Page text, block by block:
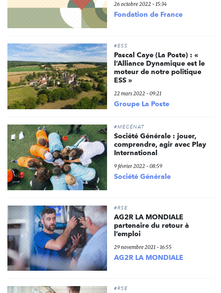
26 octobre 2022 - 15:34
Fondation de France
#ESS
Pascal Caye (La Poste) : «
l’Alliance Dynamique est le
moteur de notre politique
ESS »
22 mars 2022 - 09:21
Groupe La Poste
#MÉCÉNAT
Société Générale : jouer,
comprendre, agir avec Play
International
9 février 2022 - 08:59
Société Générale
#RSE
AG2R LA MONDIALE
partenaire du retour à
l’emploi
29 novembre 2021 - 16:55
AG2R LA MONDIALE
#RSE